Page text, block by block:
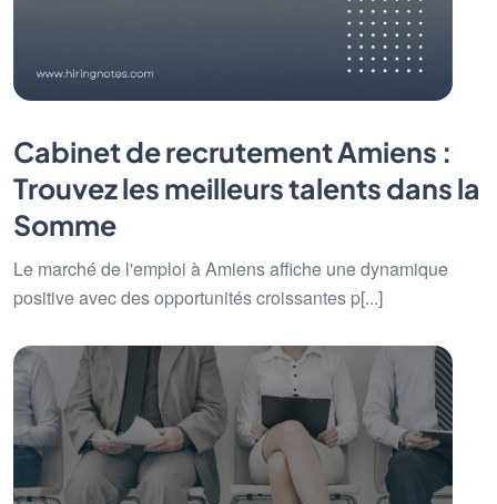
Cabinet de recrutement Amiens :
Trouvez les meilleurs talents dans la
Somme
Le marché de l'emploi à Amiens affiche une dynamique
positive avec des opportunités croissantes p[...]